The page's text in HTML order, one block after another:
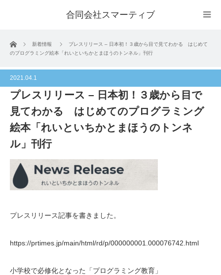
合同会社スマーティブ
ホーム 新着情報
プレスリリース – 日本初！３歳から目で見てわかる はじめて
のプログラミング絵本「れいといちかとまほうのトンネル」刊行
2021.04.1
プレスリリース – 日本初！３歳から目で
見てわかる はじめてのプログラミング
絵本「れいといちかとまほうのトンネ
ル」刊行
プレスリリース記事を書きました。
https://prtimes.jp/main/html/rd/p/000000001.000076742.html
小学校で必修化となった「プログラミング教育」